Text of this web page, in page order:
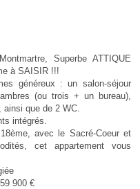
Superbe ATTIQUE
à SAISIR !!!
généreux : un salon-séjour
(ou trois + un bureau),
ainsi que de 2 WC.
intégrés.
avec le Sacré-Coeur et
cet appartement vous
900 €